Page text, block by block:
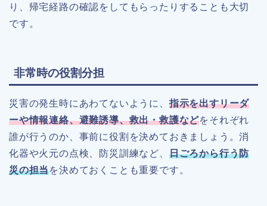
り、帰宅経路の確認をしてもらったりすることも大切
です。
非常時の役割分担
災害の発生時にあわてないように、 指示を出すリーダ
ーや情報連絡、避難誘導、救出・救護などをそれぞれ
誰が行うのか、事前に役割を決めておきましょう。消
化器や火元の点検、防災訓練など、 日ごろから行う防
災の担当を決めておくことも重要です。